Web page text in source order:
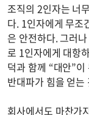
조직의 2인자는 너
다. 1인자에게 무조
은 안전하다. 그러
로 1인자에게 대항
덕과 함께 “대안”
반대파가 힘을 얻는
회사에서도 마찬가